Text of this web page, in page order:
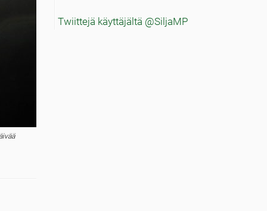
Twiittejä käyttäjältä @SiljaMP